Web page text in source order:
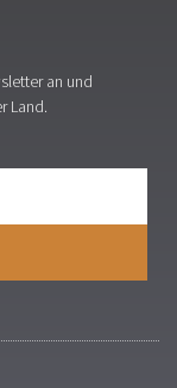
an und
Land.